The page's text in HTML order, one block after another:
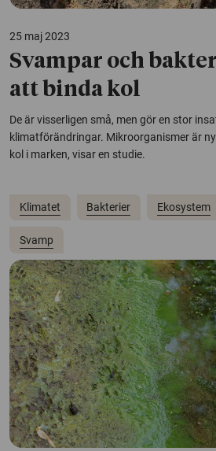
25 maj 2023
Svampar och
att binda kol
De är visserligen små, men gör en stor
klimatförändringar. Mikroorganismer är
kol i marken, visar en studie.
Klimatet Bakterier Ekosystem
Svamp